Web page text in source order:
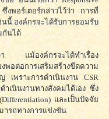
งพอร์เตอร์กล่าวไว้ว่า การที่
นี้ องค์กรจะได้รับการยอมรับ
กันได้
แม้องค์กรจะได้ทำเรื่อง
พอต่อการเสริมสร้างขีดความ
เพราะการดำเนินงาน CSR
ำเนินงานทางสังคมได้เอง ซึ่ง
และเป็นปัจจัย
ารถทางการแข่งขัน